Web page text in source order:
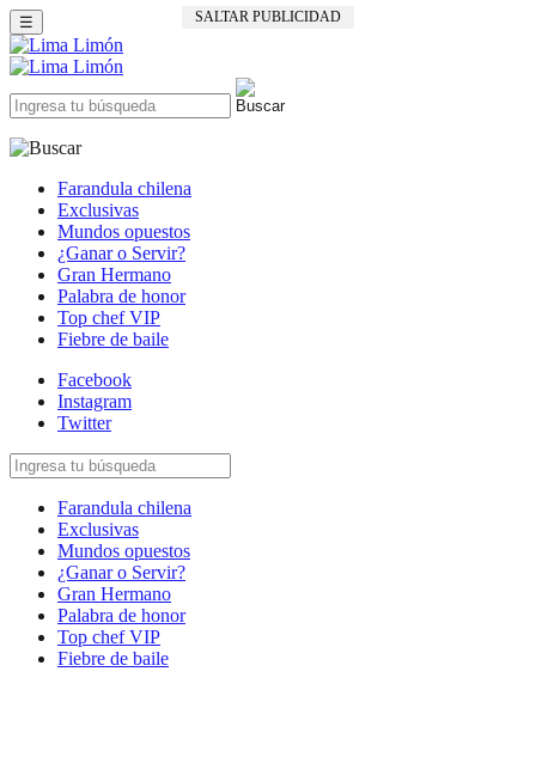
SALTAR PUBLICIDAD
☰
Farandula chilena
Exclusivas
Mundos opuestos
¿Ganar o Servir?
Gran Hermano
Palabra de honor
Top chef VIP
Fiebre de baile
Facebook
Instagram
Twitter
Farandula chilena
Exclusivas
Mundos opuestos
¿Ganar o Servir?
Gran Hermano
Palabra de honor
Top chef VIP
Fiebre de baile